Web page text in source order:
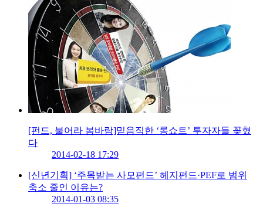
[펀드, 불어라 봄바람]믿음직한 ‘롱쇼트’ 투자자들 꽂혔
다
2014-02-18 17:29
[신년기획] ‘주목받는 사모펀드’ 헤지펀드·PEF로 범위
축소 줄인 이유는?
2014-01-03 08:35